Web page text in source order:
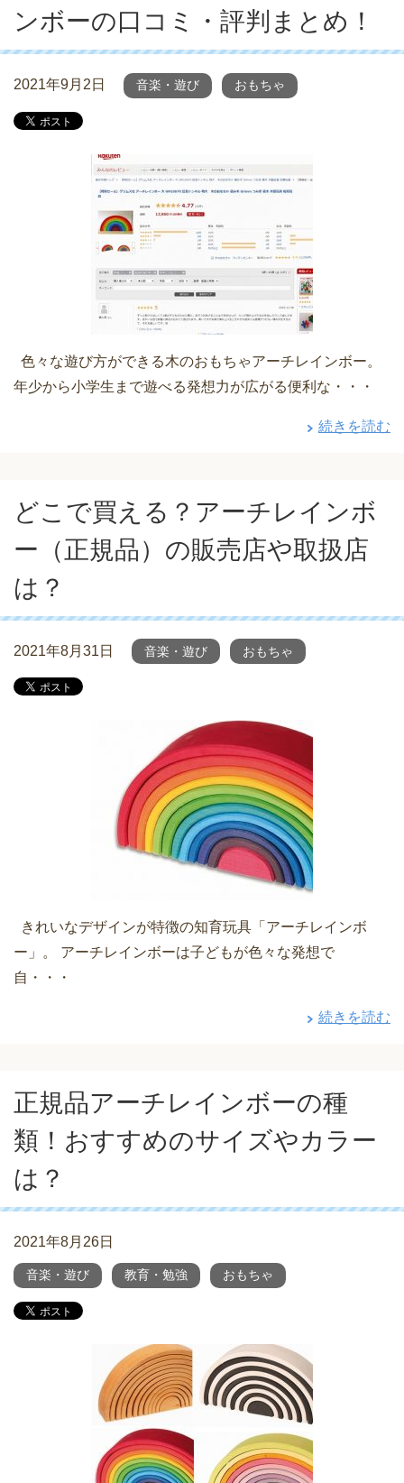
ンボーの口コミ・評判まとめ！
2021年9月2日 音楽・遊び おもちゃ
色々な遊び方ができる木のおもちゃアーチレインボー。
年少から小学生まで遊べる発想力が広がる便利な・・・
続きを読む
どこで買える？アーチレインボ
ー（正規品）の販売店や取扱店
は？
2021年8月31日 音楽・遊び おもちゃ
きれいなデザインが特徴の知育玩具「アーチレインボ
ー」。 アーチレインボーは子どもが色々な発想で
自・・・
続きを読む
正規品アーチレインボーの種
類！おすすめのサイズやカラー
は？
2021年8月26日
音楽・遊び 教育・勉強 おもちゃ